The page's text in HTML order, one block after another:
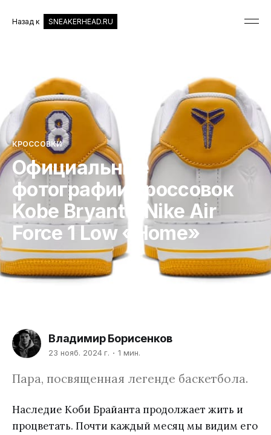
Назад к SNEAKERHEAD.RU
КРОССОВКИ
Официальные
фотографии кроссовок
Kobe Bryant x Nike Air
Force 1 Low «Home»
Владимир Борисенков
23 нояб. 2024 г. 1 мин.
Пара, посвященная легенде баскетбола.
Наследие Коби Брайанта продолжает жить и
процветать. Почти каждый месяц мы видим его